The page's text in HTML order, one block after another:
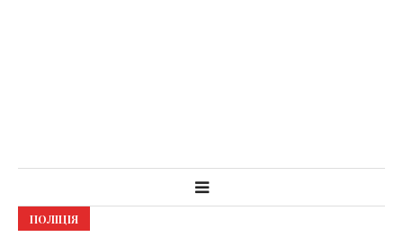
ПОЛІЦІЯ